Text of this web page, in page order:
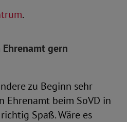
.
gern
zu Beginn sehr
Ehrenamt beim SoVD in
Spaß. Wäre es